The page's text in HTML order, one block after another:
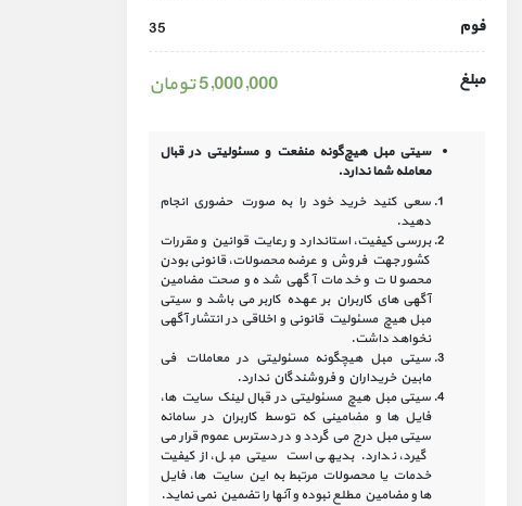
فوم 35
مبلغ 5,000,000 تومان
سیتی مبل هیچ‌گونه منفعت و مسئولیتی درقبال
معامله شما ندارد.
سعی کنید خرید خود را به صورت حضوری انجام
دهید.
بررسی کیفیت، استاندارد و رعایت قوانین و مقررات
کشور جهت فروش و عرضه محصولات، قانونی بودن
محصولات و خدمات آگهی شده و صحت مضامین
آگهی‏ های کاربران بر عهده کاربر می باشد و سیتی
مبل هیچ مسئولیت قانونی و اخلاقی در انتشار آگهی
نخواهد داشت.
سیتی مبل هیچگونه مسئولیتی در معاملات فی
مابین خریداران و فروشندگان ندارد.
سیتی مبل هیچ مسئولیتی در قبال لینک‏ سایت ‏ها،
فایل ‏ها و مضامینی که توسط کاربران در سامانه‏
سیتی مبل درج می گردد و در دسترس عموم قرار می
گیرد، ندارد. بدیهی است سیتی مبل، از کیفیت
خدمات یا محصولات مرتبط به این سایت‏ ها، فایل
ها و مضامین مطلع نبوده و آنها را تضمین نمی نماید.